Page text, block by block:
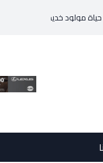
بوزن 800 غرام!